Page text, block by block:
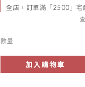
全店，訂單滿「2500」宅
數量
加入購物車